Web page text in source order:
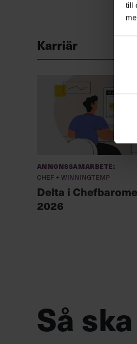
till
Karriär
Annonssamarbete:
Chef + Winningtemp
Delta i
2026
Så